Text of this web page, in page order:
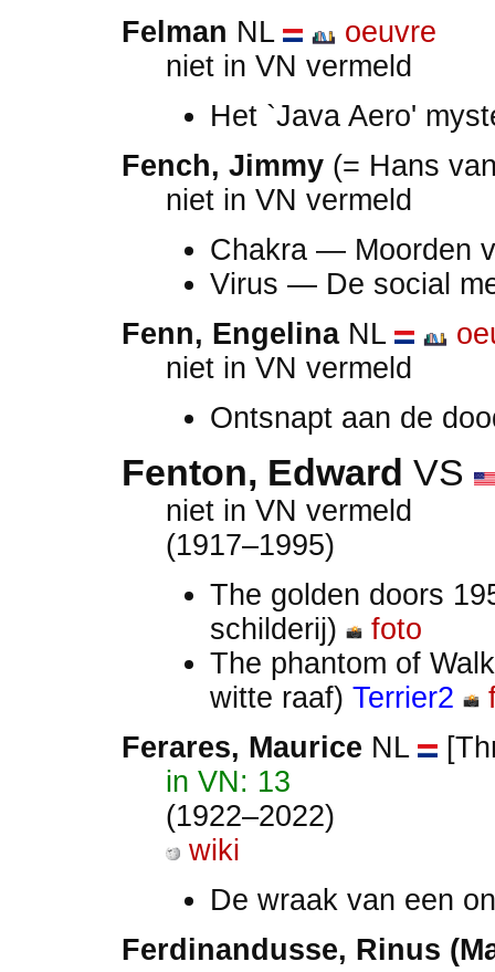
Felman NL
oeuvre
niet in VN vermeld
Het `Java Aero'
Fench, Jimmy (= Hans
niet in VN vermeld
Chakra — Moorden
Virus — De social
Fenn, EngelinaNL
niet in VN vermeld
Ontsnapt aan de
Fenton, Edward VS
niet in VN vermeld
(1917–1995)
The golden doors
schilderij)
foto
The phantom of
witte raaf) Terrier2
Ferares, Maurice NL
in VN: 13
(1922–2022)
wiki
De wraak van een
Ferdinandusse, Rinus